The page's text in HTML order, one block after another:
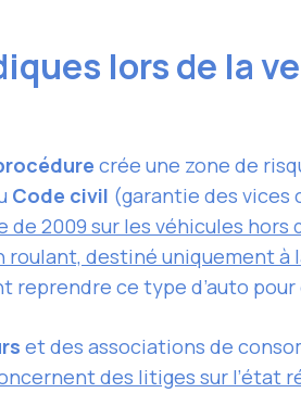
lors de la
crée une zone de
Code civil (garantie des vices
de 2009 sur les véhicules
roulant, destiné uniquement
reprendre ce type d’auto
et des associations de
des litiges sur l’état